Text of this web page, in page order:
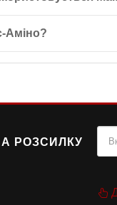
Аміно?
РОЗСИЛКУ